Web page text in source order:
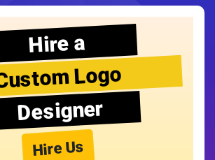
Hire a
Logo
Designer
Hire Us